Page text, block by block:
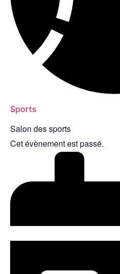
Sports
Salon des sports
Cet évènement est passé.